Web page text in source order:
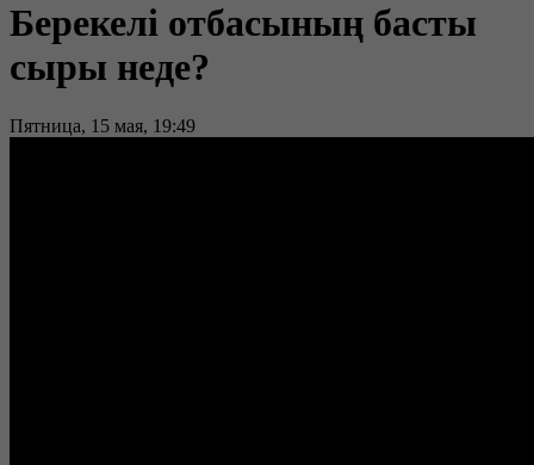
Берекелі отбасының басты
сыры неде?
Пятница, 15 мая, 19:49